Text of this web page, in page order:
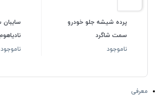
پرده شیشه جلو خودرو
سمت شاگرد
ناموجود
ناموجود
معرفی